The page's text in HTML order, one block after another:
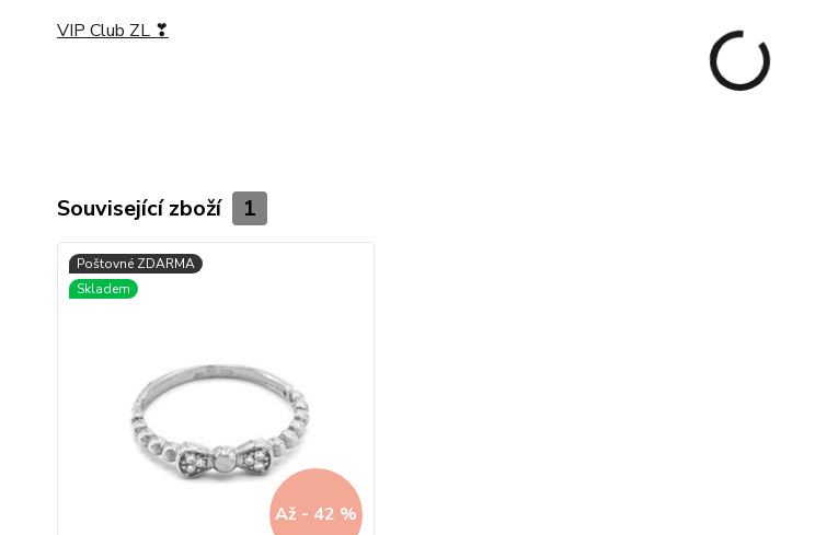
VIP Club ZL ❣
Související zboží 1
Až - 42 %